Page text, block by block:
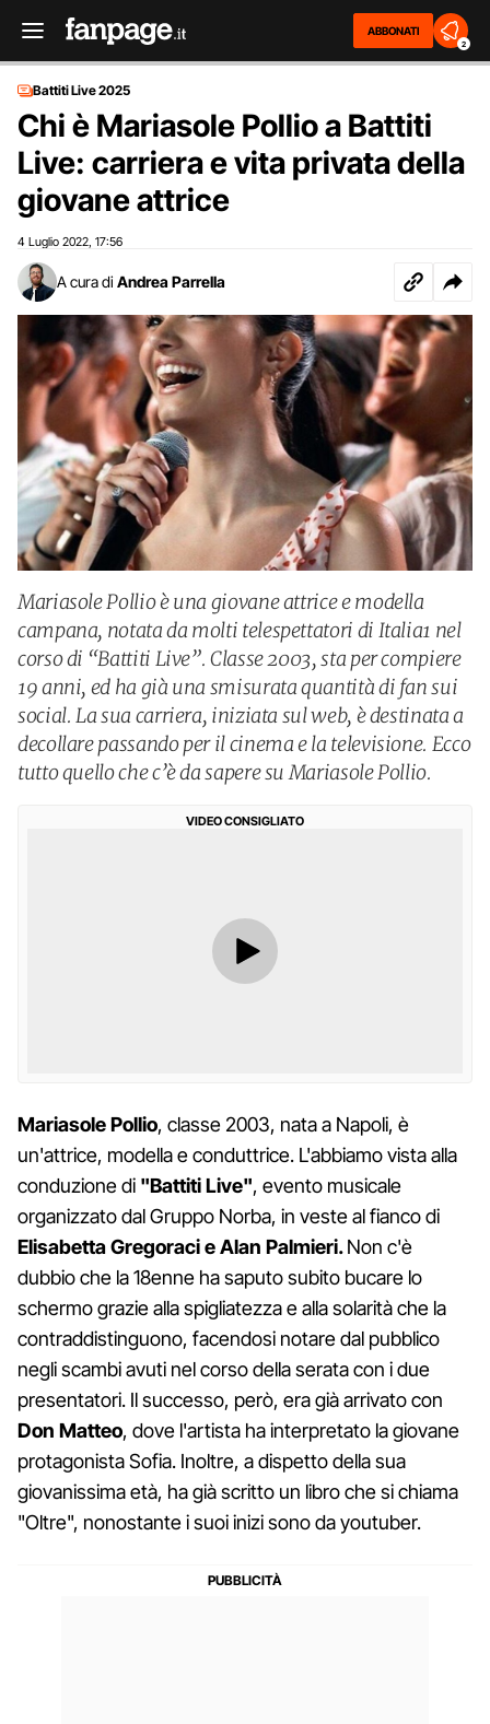
ABBONATI
2
Battiti Live 2025
Chi è Mariasole Pollio a Battiti
Live: carriera e vita privata della
giovane attrice
4 Luglio 2022 17:56
A cura di Andrea Parrella
Mariasole Pollio è una giovane attrice e modella
campana, notata da molti telespettatori di Italia1 nel
corso di “Battiti Live”. Classe 2003, sta per compiere
19 anni, ed ha già una smisurata quantità di fan sui
social. La sua carriera, iniziata sul web, è destinata a
decollare passando per il cinema e la televisione. Ecco
tutto quello che c’è da sapere su Mariasole Pollio.
VIDEO CONSIGLIATO
Mariasole Pollio, classe 2003, nata a Napoli, è
un'attrice, modella e conduttrice. L'abbiamo vista alla
conduzione di "Battiti Live", evento musicale
organizzato dal Gruppo Norba, in veste al fianco di
Elisabetta Gregoraci e Alan Palmieri.Non c'è
dubbio che la 18enne ha saputo subito bucare lo
schermo grazie alla spigliatezza e alla solarità che la
contraddistinguono, facendosi notare dal pubblico
negli scambi avuti nel corso della serata con i due
presentatori. Il successo, però, era già arrivato con
Don Matteo, dove l'artista ha interpretato la giovane
protagonista Sofia. Inoltre, a dispetto della sua
giovanissima età, ha già scritto un libro che si chiama
"Oltre", nonostante i suoi inizi sono da youtuber.